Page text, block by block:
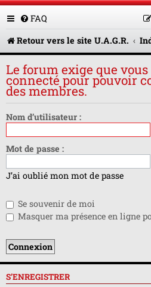
FAQ
Retour vers le site U.A.G.R.
Le forum exige que
connecté pour pouvoir
des membres.
Nom d’utilisateur :
Mot de passe :
J’ai oublié mon mot de passe
Se souvenir de moi
Masquer ma présence en ligne
S’ENREGISTRER